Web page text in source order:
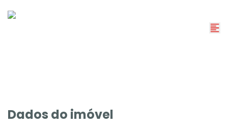
Dados do imóvel